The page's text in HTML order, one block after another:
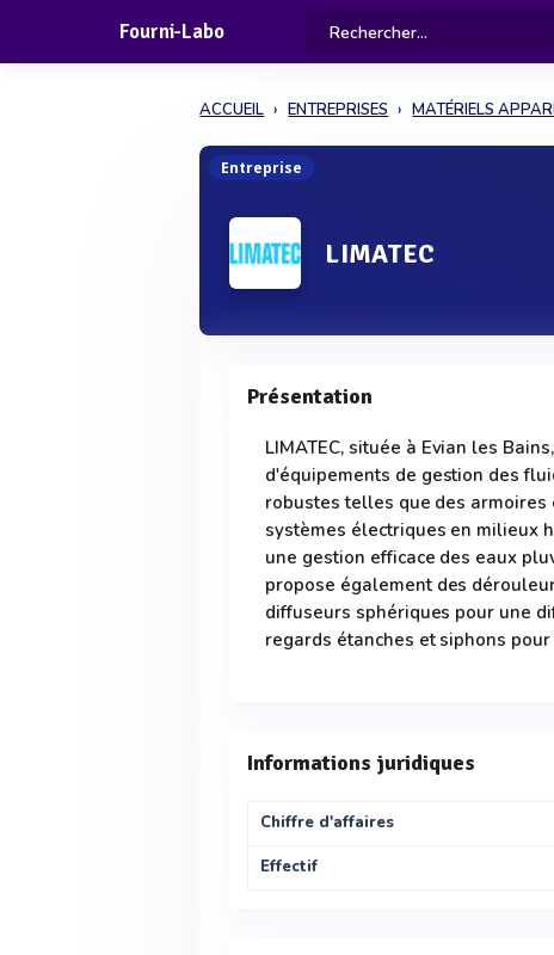
Fourni-Labo
ACCUEIL ENTREPRISES MATÉRIELS
Entreprise
LIMATEC
Présentation
LIMATEC, située à Evian les
d'équipements de gestion des
robustes telles que des
systèmes électriques en milieux
une gestion efficace des eaux
propose également des
diffuseurs sphériques pour une
regards étanches et siphons
Informations juridiques
Chiffre d'affaires
Effectif